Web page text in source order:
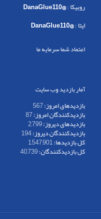
روبیکا:
@DanaGlue110
ایتا:
@DanaGlue110
اعتماد شما سرمایه ما
آمار بازدید وب سایت
بازدیدهای امروز:567
بازدیدکنندگان امروز:87
بازدیدهای دیروز:2,799
بازدیدکنندگان دیروز:194
کل بازدیدها:1,547,901
کل بازدیدکنند‌گان:40,739